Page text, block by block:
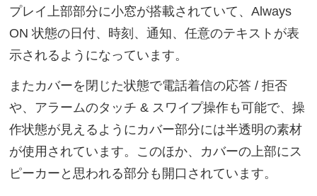
プレイ上部部分に小窓が搭載されていて、Always
ON 状態の日付、時刻、通知、任意のテキストが表
示されるようになっています。
またカバーを閉じた状態で電話着信の応答 / 拒否
や、アラームのタッチ & スワイプ操作も可能で、操
作状態が見えるようにカバー部分には半透明の素材
が使用されています。このほか、カバーの上部にス
ピーカーと思われる部分も開口されています。